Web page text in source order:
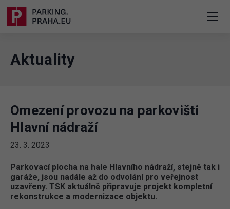
Aktuality
Omezení provozu na parkovišti
Hlavní nádraží
23. 3. 2023
Parkovací plocha na hale Hlavního nádraží, stejně tak i
garáže, jsou nadále až do odvolání pro veřejnost
uzavřeny. TSK aktuálně připravuje projekt kompletní
rekonstrukce a modernizace objektu.